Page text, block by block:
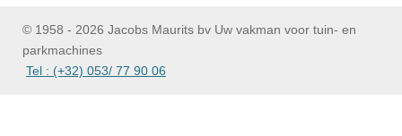
© 1958 - 2026 Jacobs Maurits bv Uw vakman voor tuin- en
parkmachines
Tel : (+32) 053/ 77 90 06